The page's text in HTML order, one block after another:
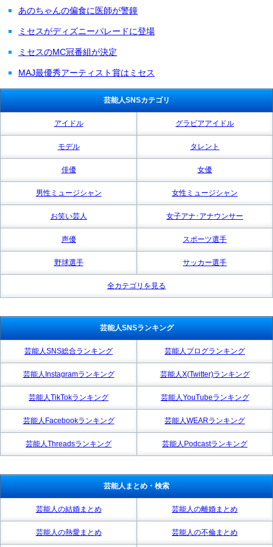
あのちゃんの偏食に医師が警鐘
ミセスがディズニーパレードに登場
ミセスのMC冠番組が決定
MAJ最優秀アーティスト賞はミセス
芸能人SNSカテゴリ
アイドル グラビアアイドル
モデル タレント
俳優 女優
男性ミュージシャン 女性ミュージシャン
お笑い芸人 女子アナ･アナウンサー
声優 スポーツ選手
野球選手 サッカー選手
全カテゴリを見る
芸能人SNSランキング
芸能人SNS総合ランキング 芸能人ブログランキング
芸能人Instagramランキング 芸能人X(Twitter)ランキング
芸能人TikTokランキング 芸能人YouTubeランキング
芸能人Facebookランキング 芸能人WEARランキング
芸能人Threadsランキング 芸能人Podcastランキング
芸能人まとめ・検索
芸能人の結婚まとめ 芸能人の離婚まとめ
芸能人の熱愛まとめ 芸能人の不倫まとめ